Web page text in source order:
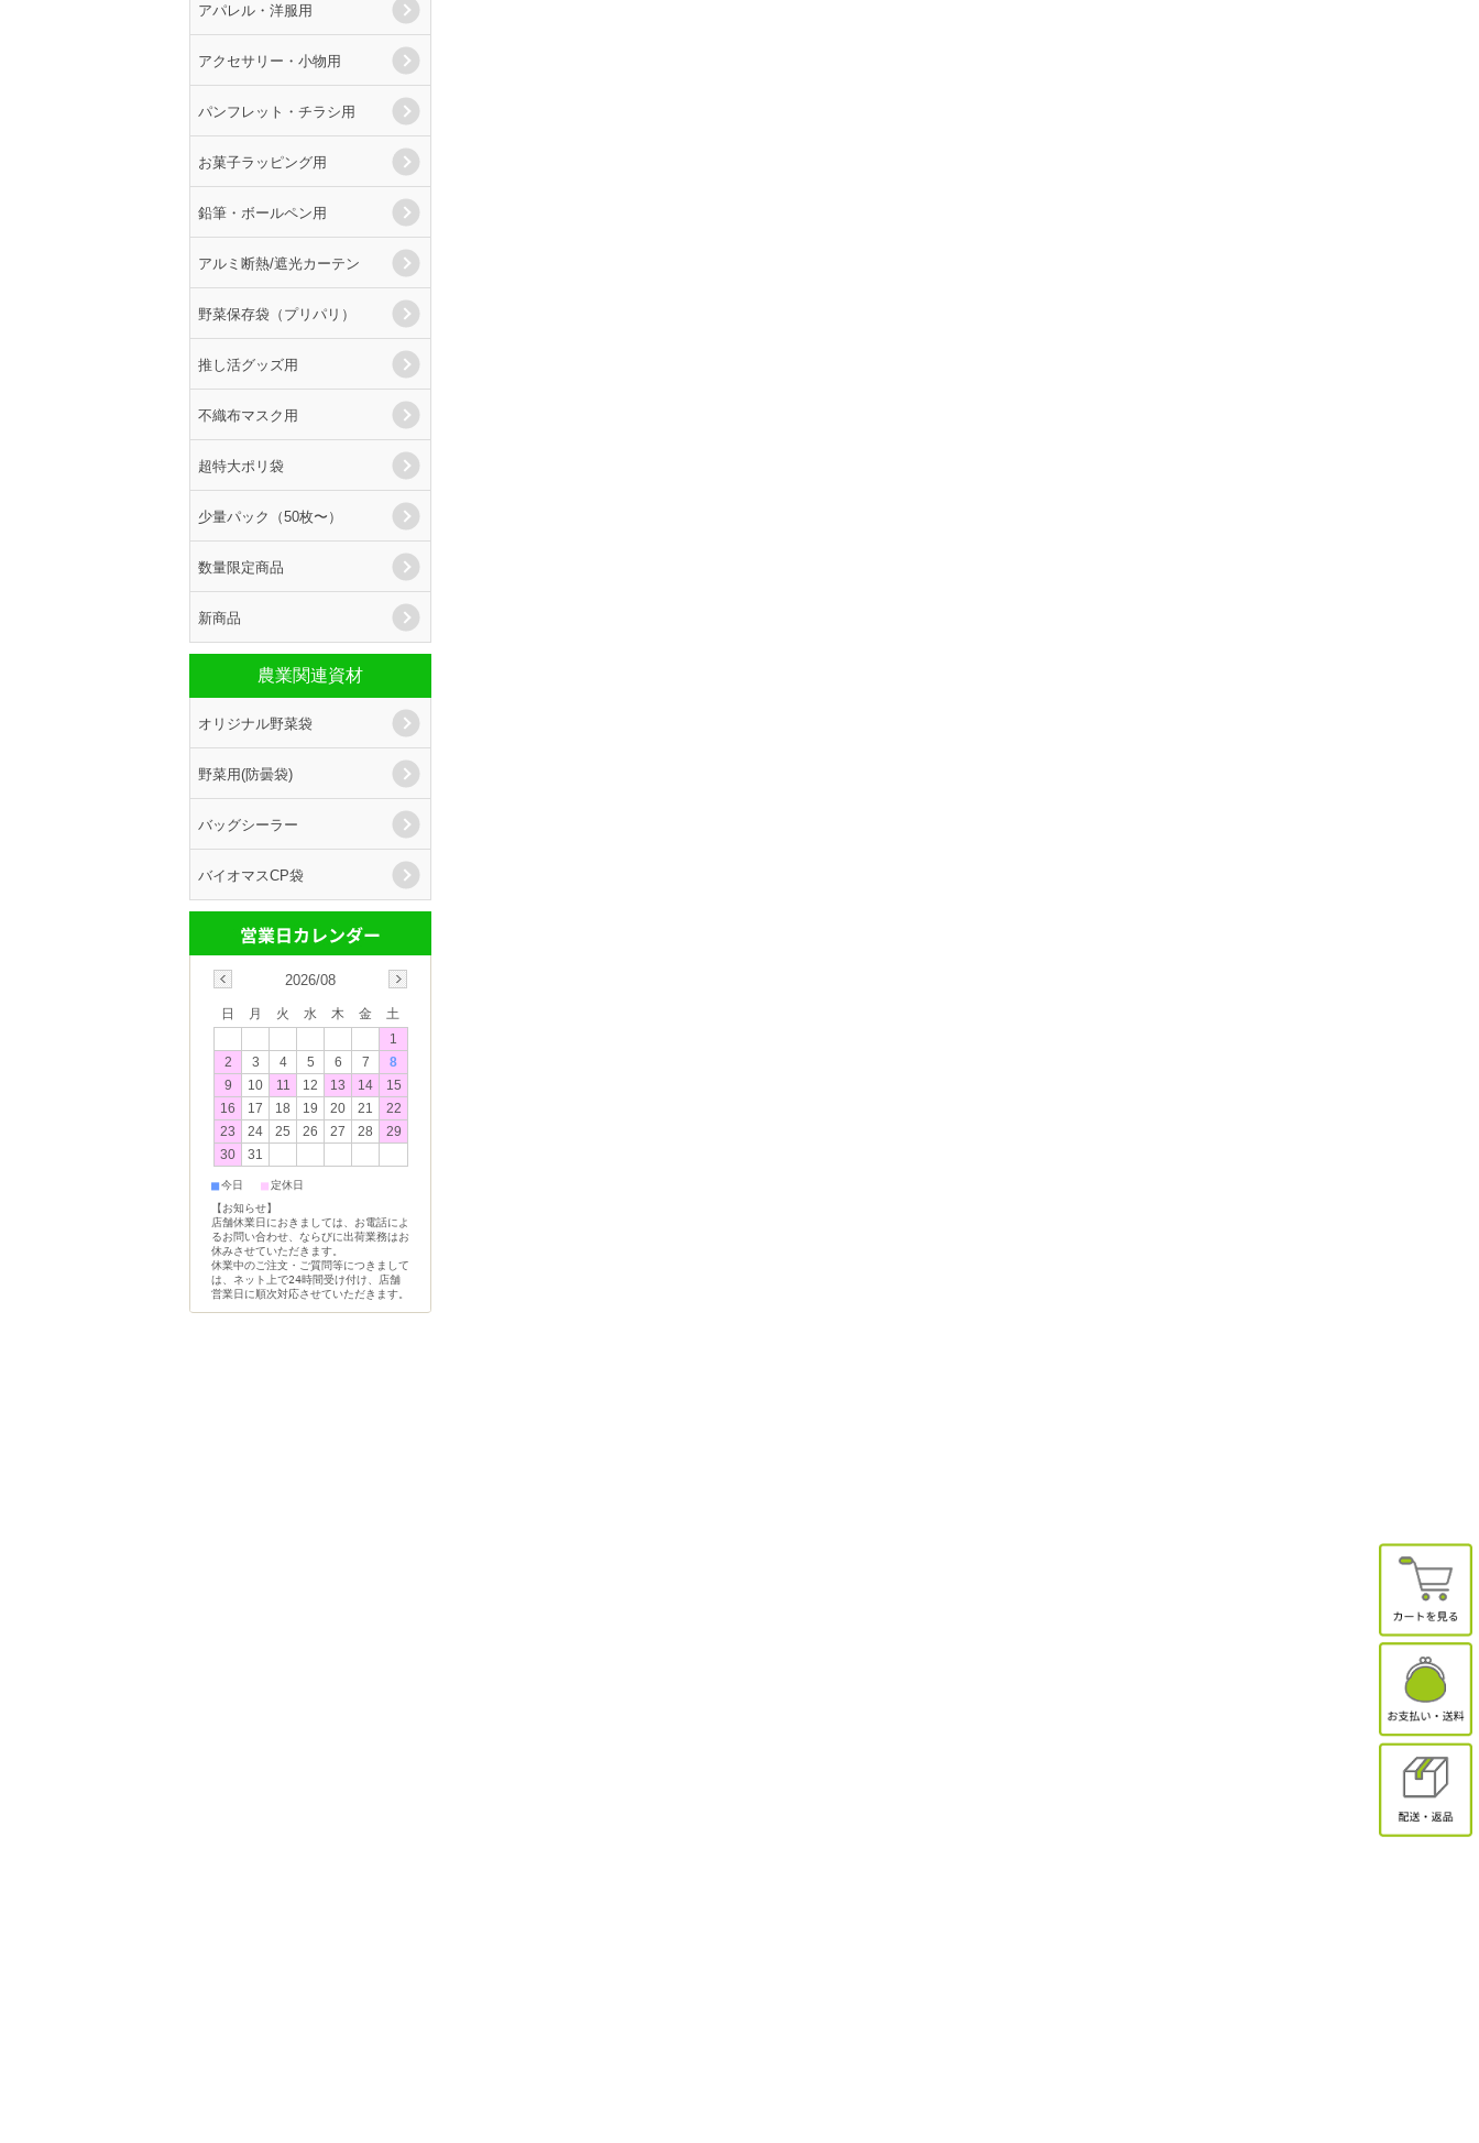
アパレル・洋服用
アクセサリー・小物用
パンフレット・チラシ用
お菓子ラッピング用
鉛筆・ボールペン用
アルミ断熱/遮光カーテン
野菜保存袋（プリパリ）
推し活グッズ用
不織布マスク用
超特大ポリ袋
少量パック（50枚〜）
数量限定商品
新商品
農業関連資材
オリジナル野菜袋
野菜用(防曇袋)
バッグシーラー
バイオマスCP袋
2026/08
日 月 火 水 木 金
土
1
2
3 4 5 6 7
8
9
10 11 12 13 14
15
16
17 18 19 20 21
22
23
24 25 26 27 28
29
30
31
■今日 ■定休日
【お知らせ】
店舗休業日におきましては、お電話によ
るお問い合わせ、ならびに出荷業務はお
休みさせていただきます。
休業中のご注文・ご質問等につきまして
は、ネット上で24時間受け付け、店舗
営業日に順次対応させていただきます。